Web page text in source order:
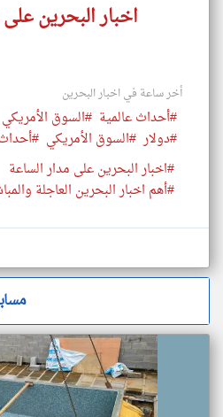
اخبار البحرين
أخر ساعة في اخبار البحرين
#أحداث عالمية #السوق الأمريكي
#دولار #السوق الأمريكي
#اخبار البحرين على مدار الساعة
#أهم اخبار البحرين العاجلة